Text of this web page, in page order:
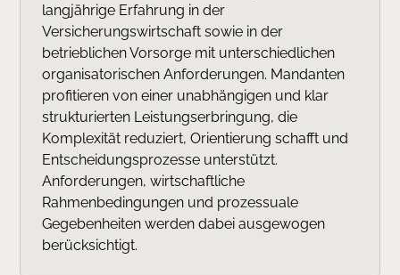
langjährige Erfahrung in der
Versicherungswirtschaft sowie in der
betrieblichen Vorsorge mit unterschiedlichen
organisatorischen Anforderungen. Mandanten
profitieren von einer unabhängigen und klar
strukturierten Leistungserbringung, die
Komplexität reduziert, Orientierung schafft und
Entscheidungsprozesse unterstützt.
Anforderungen, wirtschaftliche
Rahmenbedingungen und prozessuale
Gegebenheiten werden dabei ausgewogen
berücksichtigt.